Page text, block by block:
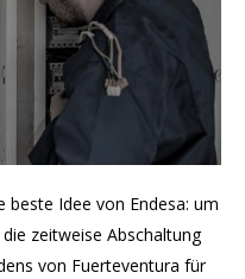
beste Idee von Endesa: um
zeitweise Abschaltung
von Fuerteventura für